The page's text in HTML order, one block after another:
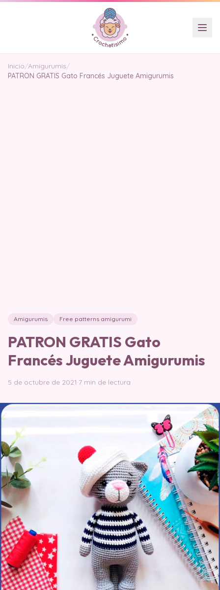
Inicio/Amigurumis/
PATRON GRATIS Gato Francés Juguete Amigurumis
Amigurumis Free patterns amigurumi
PATRON GRATIS Gato
Francés Juguete Amigurumis
5 de octubre de 2021·7 min de lectura